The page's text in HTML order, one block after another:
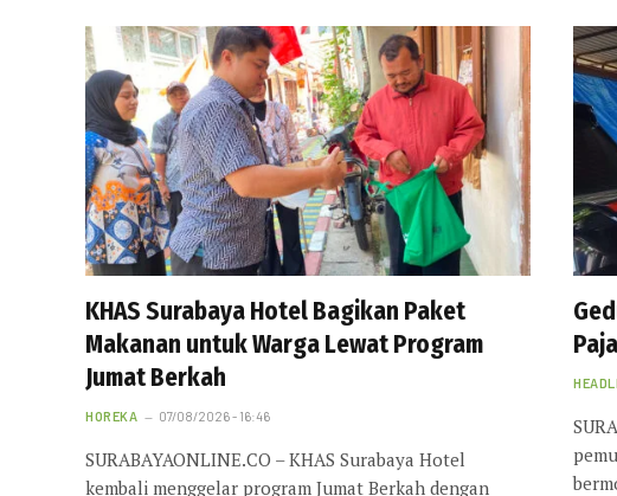
KHAS Surabaya Hotel Bagikan Paket
Makanan untuk Warga Lewat Program
Jumat Berkah
HOREKA 07/08/2026 - 16:46
SURABAYAONLINE.CO – KHAS Surabaya Hotel
kembali menggelar program Jumat Berkah dengan